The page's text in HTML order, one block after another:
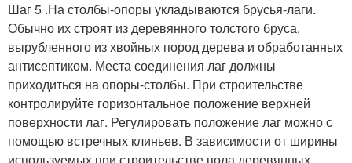
Шаг 5 .На столбы-опоры укладываются брусья-лаги.
Обычно их строят из деревянного толстого бруса,
вырубленного из хвойных пород дерева и обработанных
антисептиком. Места соединения лаг должны
приходиться на опоры-столбы. При строительстве
контролируйте горизонтальное положение верхней
поверхности лаг. Регулировать положение лаг можно с
помощью встречных клиньев. В зависимости от ширины
используемых при строительстве пола деревянных